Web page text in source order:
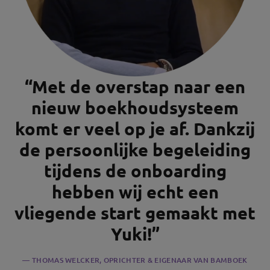
“Met de overstap naar een
nieuw boekhoudsysteem
komt er veel op je af. Dankzij
de persoonlijke begeleiding
tijdens de onboarding
hebben wij echt een
vliegende start gemaakt met
Yuki!”
THOMAS WELCKER, OPRICHTER & EIGENAAR VAN BAMBOEK